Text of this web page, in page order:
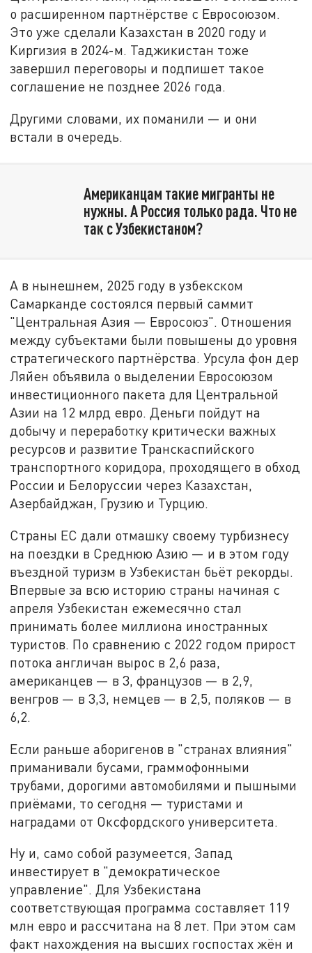
о расширенном партнёрстве с Евросоюзом.
Это уже сделали Казахстан в 2020 году и
Киргизия в 2024-м. Таджикистан тоже
завершил переговоры и подпишет такое
соглашение не позднее 2026 года.
Другими словами, их поманили — и они
встали в очередь.
Американцам такие мигранты не
нужны. А Россия только рада. Что не
так с Узбекистаном?
А в нынешнем, 2025 году в узбекском
Самарканде состоялся первый саммит
"Центральная Азия — Евросоюз". Отношения
между субъектами были повышены до уровня
стратегического партнёрства. Урсула фон дер
Ляйен объявила о выделении Евросоюзом
инвестиционного пакета для Центральной
Азии на 12 млрд евро. Деньги пойдут на
добычу и переработку критически важных
ресурсов и развитие Транскаспийского
транспортного коридора, проходящего в обход
России и Белоруссии через Казахстан,
Азербайджан, Грузию и Турцию.
Страны ЕС дали отмашку своему турбизнесу
на поездки в Среднюю Азию — и в этом году
въездной туризм в Узбекистан бьёт рекорды.
Впервые за всю историю страны начиная с
апреля Узбекистан ежемесячно стал
принимать более миллиона иностранных
туристов. По сравнению с 2022 годом прирост
потока англичан вырос в 2,6 раза,
американцев — в 3, французов — в 2,9,
венгров — в 3,3, немцев — в 2,5, поляков — в
6,2.
Если раньше аборигенов в "странах влияния"
приманивали бусами, граммофонными
трубами, дорогими автомобилями и пышными
приёмами, то сегодня — туристами и
наградами от Оксфордского университета.
Ну и, само собой разумеется, Запад
инвестирует в "демократическое
управление". Для Узбекистана
соответствующая программа составляет 119
млн евро и рассчитана на 8 лет. При этом сам
факт нахождения на высших госпостах жён и